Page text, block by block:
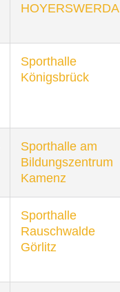
HOYERSWERDA
Sporthalle
Königsbrück
Sporthalle am
Bildungszentrum
Kamenz
Sporthalle
Rauschwalde
Görlitz